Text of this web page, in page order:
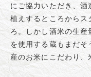
にご協力いただき、酒
植えするところからス
ろ。しかし酒米の生
を使用する蔵もまだ
産のお米にこだわり、